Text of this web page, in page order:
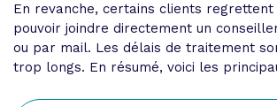
En revanche, certains clients regrettent
pouvoir joindre directement un
ou par mail. Les délais de traitement
trop longs. En résumé, voici les